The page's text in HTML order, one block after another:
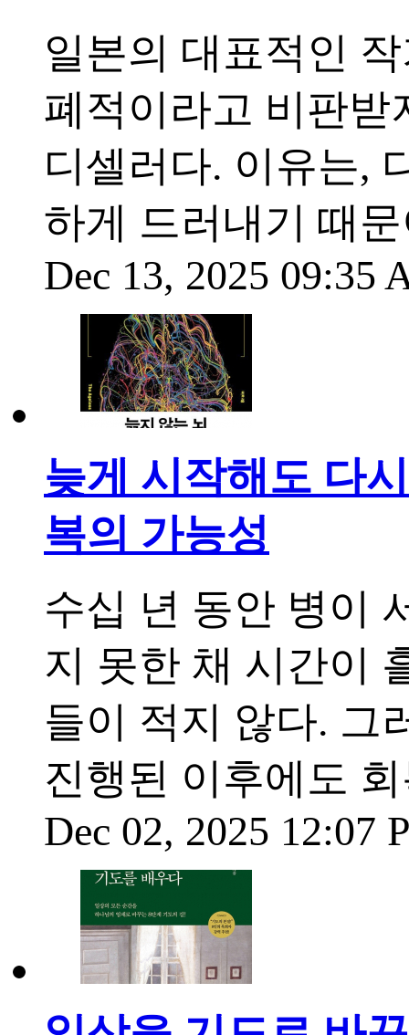
일본의 대표적인
폐적이라고 비판받
디셀러다. 이유는,
하게 드러내기 때
Dec 13, 2025 09:35
늦게 시작해도 다
복의 가능성
수십 년 동안 병이
지 못한 채 시간이
들이 적지 않다. 그
진행된 이후에도
Dec 02, 2025 12:07